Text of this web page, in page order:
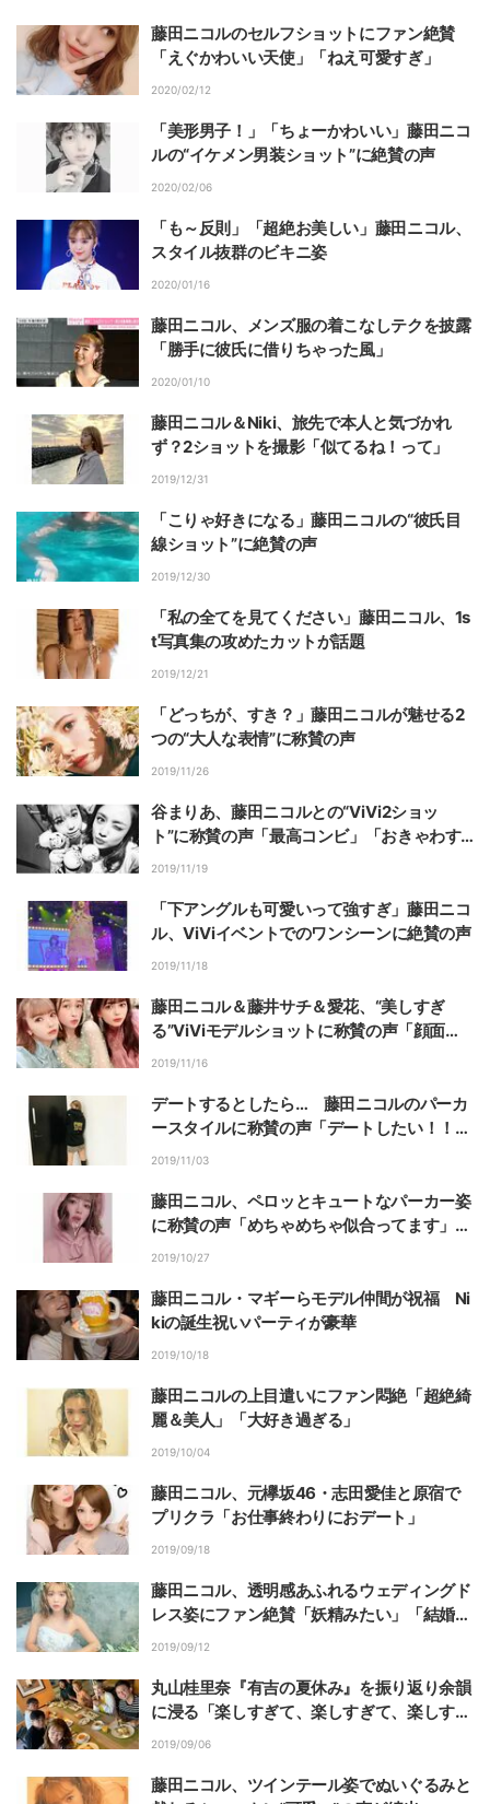
藤田ニコルのセルフショットにファン絶賛
「えぐかわいい天使」「ねえ可愛すぎ」
2020/02/12
「美形男子！」「ちょーかわいい」藤田ニコ
ルの“イケメン男装ショット”に絶賛の声
2020/02/06
「も～反則」「超絶お美しい」藤田ニコル、
スタイル抜群のビキニ姿
2020/01/16
藤田ニコル、メンズ服の着こなしテクを披露
「勝手に彼氏に借りちゃった風」
2020/01/10
藤田ニコル＆Niki、旅先で本人と気づかれ
ず？2ショットを撮影「似てるね！って」
2019/12/31
「こりゃ好きになる」藤田ニコルの“彼氏目
線ショット”に絶賛の声
2019/12/30
「私の全てを見てください」藤田ニコル、1s
t写真集の攻めたカットが話題
2019/12/21
「どっちが、すき？」藤田ニコルが魅せる2
つの“大人な表情”に称賛の声
2019/11/26
谷まりあ、藤田ニコルとの“ViVi2ショッ
ト”に称賛の声「最高コンビ」「おきゃわす
ぎる」
2019/11/19
「下アングルも可愛いって強すぎ」藤田ニコ
ル、ViViイベントでのワンシーンに絶賛の声
2019/11/18
藤田ニコル＆藤井サチ＆愛花、“美しすぎ
る”ViViモデルショットに称賛の声「顔面整
いすぎ最強」
2019/11/16
デートするとしたら… 藤田ニコルのパーカ
ースタイルに称賛の声「デートしたい！！」
「やっぱ超カワイイ」
2019/11/03
藤田ニコル、ペロッとキュートなパーカー姿
に称賛の声「めちゃめちゃ似合ってます」
「世界一かわいい」
2019/10/27
藤田ニコル・マギーらモデル仲間が祝福 Ni
kiの誕生祝いパーティが豪華
2019/10/18
藤田ニコルの上目遣いにファン悶絶「超絶綺
麗＆美人」「大好き過ぎる」
2019/10/04
藤田ニコル、元欅坂46・志田愛佳と原宿で
プリクラ「お仕事終わりにおデート」
2019/09/18
藤田ニコル、透明感あふれるウェディングド
レス姿にファン絶賛「妖精みたい」「結婚し
てください」
2019/09/12
丸山桂里奈『有吉の夏休み』を振り返り余韻
に浸る「楽しすぎて、楽しすぎて、楽しすぎ
た」
2019/09/06
藤田ニコル、ツインテール姿でぬいぐるみと